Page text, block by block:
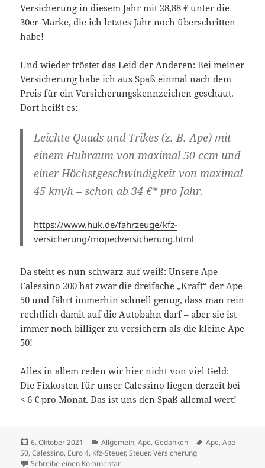
Versicherung in diesem Jahr mit 28,88 € unter die
30er-Marke, die ich letztes Jahr noch überschritten
habe!
Und wieder tröstet das Leid der Anderen: Bei meiner
Versicherung habe ich aus Spaß einmal nach dem
Preis für ein Versicherungskennzeichen geschaut.
Dort heißt es:
Leichte Quads und Trikes (z. B. Ape) mit
einem Hubraum von maximal 50 ccm und
einer Höchstgeschwindigkeit von maximal
45 km/h – schon ab 34 €* pro Jahr.
https://www.huk.de/fahrzeuge/kfz-
versicherung/mopedversicherung.html
Da steht es nun schwarz auf weiß: Unsere Ape
Calessino 200 hat zwar die dreifache „Kraft“ der Ape
50 und fährt immerhin schnell genug, dass man rein
rechtlich damit auf die Autobahn darf – aber sie ist
immer noch billiger zu versichern als die kleine Ape
50!
Alles in allem reden wir hier nicht von viel Geld:
Die Fixkosten für unser Calessino liegen derzeit bei
< 6 € pro Monat. Das ist uns den Spaß allemal wert!
Veröffentlicht
am
6. Oktober 2021 Kategorien
Allgemein,Ape,Gedanken Schlagwörter
Ape,Ape
50,Calessino, Euro 4, Kfz-Steuer,Steuer,Versicherung
Schreibe einen Kommentarzu Steuerungeheuer